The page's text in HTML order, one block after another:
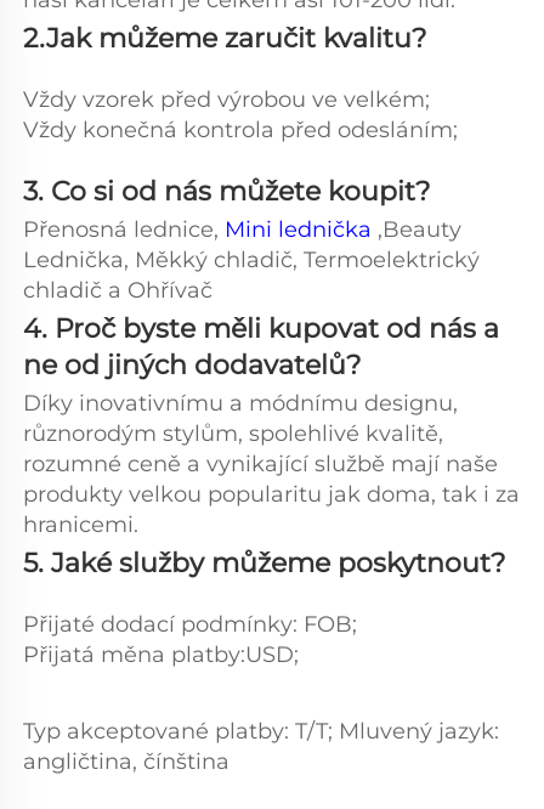
2.Jak můžeme zaručit kvalitu?
Vždy vzorek před výrobou ve velkém;
Vždy konečná kontrola před odesláním;
3. Co si od nás můžete koupit?
Přenosná lednice, Mini lednička ,Beauty
Lednička, Měkký chladič, Termoelektrický
chladič a Ohřívač
4. Proč byste měli kupovat od nás a
ne od jiných dodavatelů?
Díky inovativnímu a módnímu designu,
různorodým stylům, spolehlivé kvalitě,
rozumné ceně a vynikající službě mají naše
produkty velkou popularitu jak doma, tak i za
hranicemi.
5. Jaké služby můžeme poskytnout?
Přijaté dodací podmínky: FOB;
Přijatá měna platby:USD;
Typ akceptované platby: T/T; Mluvený jazyk:
angličtina, čínština